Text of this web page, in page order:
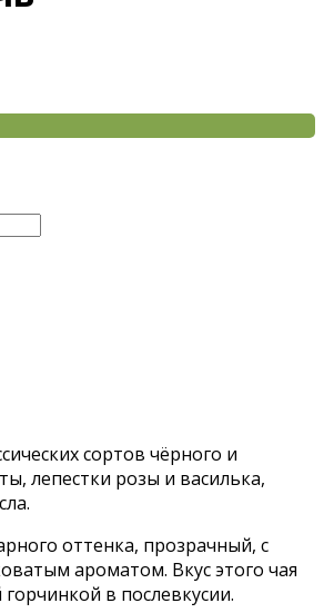
сортов чёрного и
лепестки розы и василька,
оттенка, прозрачный, с
ароматом. Вкус этого чая
в послевкусии.